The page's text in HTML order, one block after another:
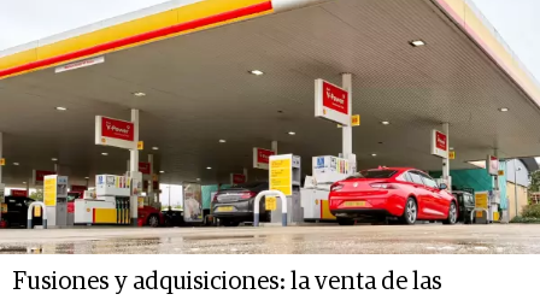
Fusiones y adquisiciones: la venta de las